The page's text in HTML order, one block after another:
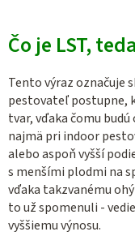
Čo je LST,
Tento výraz označuje
pestovateľ postupne,
tvar, vďaka čomu
najmä pri indoor
alebo aspoň vyšší
s menšími plodmi na
vďaka takzvanému
to už spomenuli -
vyššiemu výnosu.